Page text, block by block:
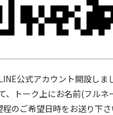
公式アカウント開設しま
、トーク上にお名前(フルネ
程のご希望日時をお送り下